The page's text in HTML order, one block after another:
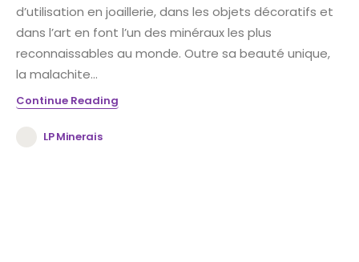
d’utilisation en joaillerie, dans les objets décoratifs et
dans l’art en font l’un des minéraux les plus
reconnaissables au monde. Outre sa beauté unique,
la malachite...
Continue Reading
LP Minerais